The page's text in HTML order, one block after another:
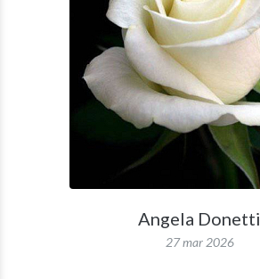
Angela Donetti
27 mar 2026